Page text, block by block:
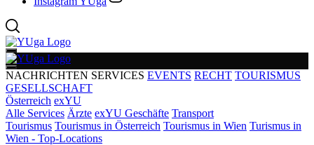
NACHRICHTEN SERVICES EVENTS RECHT TOURISMUS
GESELLSCHAFT
Österreich exYU
Alle Services Ärzte exYU Geschäfte Transport
Tourismus Tourismus in Österreich Tourismus in Wien Turismus in
Wien - Top-Locations